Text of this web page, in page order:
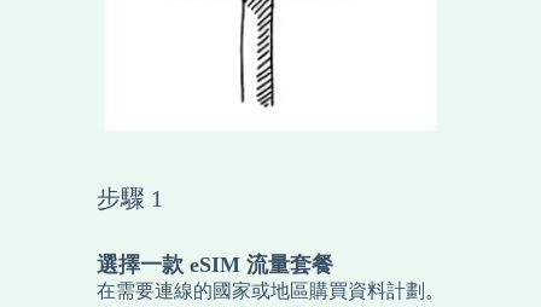
步驟 1
選擇一款 eSIM 流量套餐
在需要連線的國家或地區購買資料計劃。